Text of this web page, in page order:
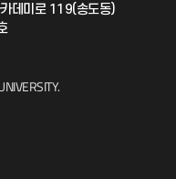
데미로 119(송도동)